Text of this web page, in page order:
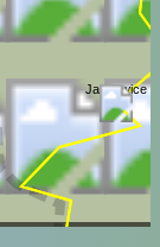
Jasnowice